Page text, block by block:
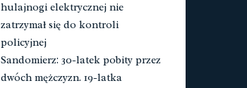
hulajnogi elektrycznej nie
zatrzymał się do kontroli
policyjnej
Sandomierz: 30-latek pobity przez
dwóch mężczyzn. 19-latka